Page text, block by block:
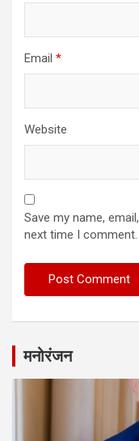
Email *
Website
Save my name,
next time I comment.
मनोरंजन